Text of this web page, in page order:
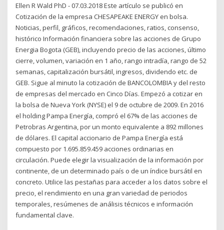
Ellen R Wald PhD - 07.03.2018 Este artículo se publicó en
Cotización de la empresa CHESAPEAKE ENERGY en bolsa.
Noticias, perfil, gráficos, recomendaciones, ratios, consenso,
histórico Información financiera sobre las acciones de Grupo
Energia Bogota (GEB), incluyendo precio de las acciones, último
cierre, volumen, variación en 1 año, rango intradía, rango de 52
semanas, capitalización bursátil, ingresos, dividendo etc. de
GEB. Sigue al minuto la cotización de BANCOLOMBIA y del resto
de empresas del mercado en Cinco Días. Empezó a cotizar en
la bolsa de Nueva York (NYSE) el 9 de octubre de 2009. En 2016
el holding Pampa Energía, compró el 67% de las acciones de
Petrobras Argentina, por un monto equivalente a 892 millones
de dólares. El capital accionario de Pampa Energía está
compuesto por 1.695.859.459 acciones ordinarias en
circulación. Puede elegir la visualización de la información por
continente, de un determinado país o de un índice bursátil en
concreto. Utilice las pestañas para acceder a los datos sobre el
precio, el rendimiento en una gran variedad de periodos
temporales, resúmenes de análisis técnicos e información
fundamental clave.